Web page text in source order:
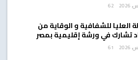
62
العليا للشفافية و الوقاية من
تشارك في ورشة إقليمية بمصر
61